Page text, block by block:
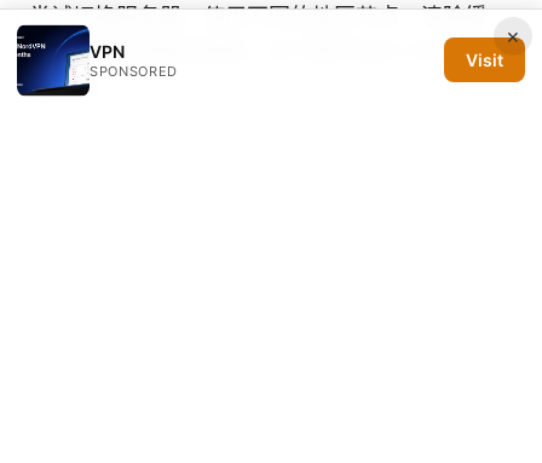
尝试切换服务器、使用不同的地区节点、清除缓
存、确保应用版本更新，并了解平台对 VPN 的检
测策略。
×
VPN
SPONSORED
Visit